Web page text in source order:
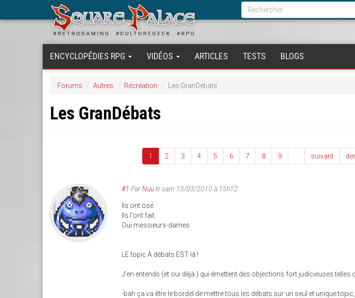
Formulaire
de
recherche
Rechercher
ENCYCLOPÉDIES RPG VIDÉOS ARTICLES TESTS BLOGS
Forums Autres Récréation Les GranDébats
Les GranDébats
1 2 3 4 5 6 7 8 9 suivant
#1 ParNuulesam 13/03/2010 à 15h12
Ils ont osé.
Ils l'ont fait.
Oui messieurs-dames.
LE topic À débats EST là !
J'en entends (et oui déjà ) qui émettent des objections fort judicieuses telles
-bah ça va être le bordel de mettre tous les débats sur un seul et unique